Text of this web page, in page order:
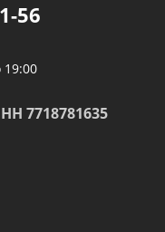
56
19:00
7718781635